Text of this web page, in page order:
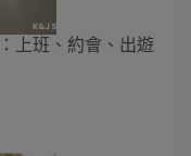
上班、約會、出遊